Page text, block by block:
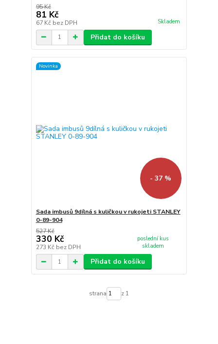
95 Kč
81 Kč
67 Kč bez DPH Skladem
Přidat do košíku
Novinka
- 37 %
Sada imbusů 9dílná s kuličkou v rukojeti STANLEY
0-89-904
527 Kč
330 Kč
273 Kč bez DPH
poslední kus
skladem
Přidat do košíku
strana z 1